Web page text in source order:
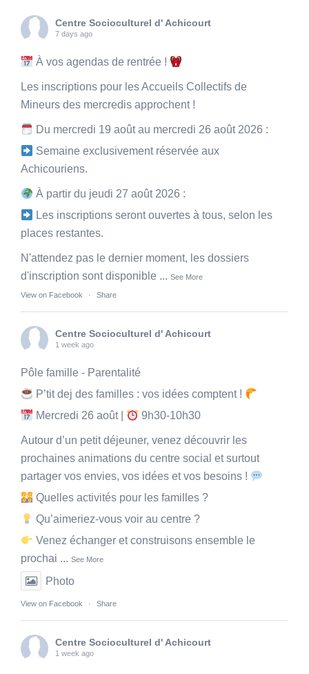
Centre Socioculturel d' Achicourt
7 days ago
À vos agendas de rentrée !
Les inscriptions pour les Accueils Collectifs de
Mineurs des mercredis approchent !
Du mercredi 19 août au mercredi 26 août 2026 :
Semaine exclusivement réservée aux
Achicouriens.
À partir du jeudi 27 août 2026 :
Les inscriptions seront ouvertes à tous, selon les
places restantes.
N'attendez pas le dernier moment, les dossiers
d'inscription sont disponible ... See More
View on Facebook · Share
Centre Socioculturel d' Achicourt
1 week ago
Pôle famille - Parentalité
P’tit dej des familles : vos idées comptent !
Mercredi 26 août |
9h30-10h30
Autour d’un petit déjeuner, venez découvrir les
prochaines animations du centre social et surtout
partager vos envies, vos idées et vos besoins !
Quelles activités pour les familles ?
Qu’aimeriez-vous voir au centre ?
Venez échanger et construisons ensemble le
prochai ... See More
Photo
View on Facebook · Share
Centre Socioculturel d' Achicourt
1 week ago